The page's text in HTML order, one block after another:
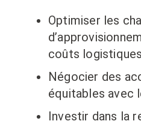
Optimiser les
coûts logistiques
Négocier des
équitables avec
Investir dans la